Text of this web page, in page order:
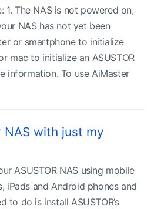
1. The NAS is not powered on,
NAS has not yet been
or smartphone to initialize
mac to initialize an ASUSTOR
information. To use AiMaster
NAS with just my
ASUSTOR NAS using mobile
iPads and Android phones and
to do is install ASUSTOR’s